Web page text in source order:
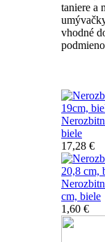
taniere a
vhodné
biele
17,28 €
cm, biele
1,60 €